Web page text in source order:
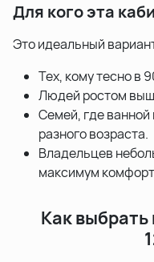
Для кого эта
Это идеальный
Тех, кому тесно в
Людей ростом
Семей, где ванной
разного возраста.
Владельцев
максимум
Как